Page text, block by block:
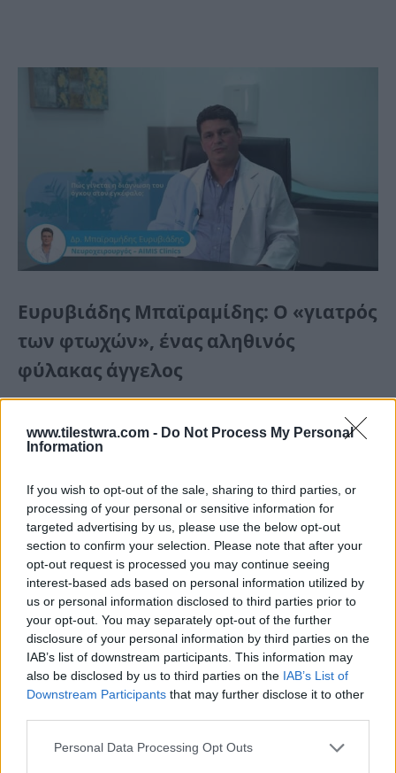
www.tilestwra.com - Do Not Process My Personal
Information
If you wish to opt-out of the sale, sharing to third parties, or
processing of your personal or sensitive information for
targeted advertising by us, please use the below opt-out
section to confirm your selection. Please note that after your
opt-out request is processed you may continue seeing
interest-based ads based on personal information utilized by
us or personal information disclosed to third parties prior to
your opt-out. You may separately opt-out of the further
disclosure of your personal information by third parties on the
IAB’s list of downstream participants. This information may
also be disclosed by us to third parties on the IAB’s List of
Downstream Participants that may further disclose it to other
Personal Data Processing Opt Outs
Ευρυβιάδης Μπαϊραμίδης: Ο «γιατρός
των φτωχών», ένας αληθινός
φύλακας άγγελος
Η φήμη που έχει δημιουργήσει του έχει φέρει
προτάσεις συνεργασίες, άκρως δελεαστικές, με
Αθήνα και Θεσσαλονίκη, αλλά και από το
εξωτερικό, όπως την Ιαπωνία. Ούτε καν το
συζητάει.Έχει αυτό που θέλει στη
Μυτιλήνη. Όχι μόνο επαγγελματικά. Αλλά
και ανθρώπινα.Η σύζυγός του κατάγεται από
εκεί, ενώ είναι πεπεισμένος πως αυτό είναι το
καλύτερο μέρος για να μεγαλώσουν τα 4 παιδιά
τους, με ασύγκριτη στα μάτια του ποιότητα